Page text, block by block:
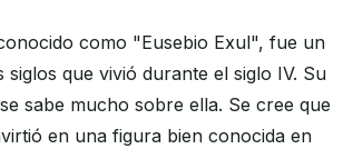
como "Eusebio Exul", fue un
que vivió durante el siglo IV. Su
sabe mucho sobre ella. Se cree que
en una figura bien conocida en